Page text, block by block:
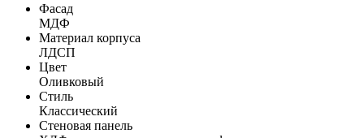
Фасад
МДФ
Материал корпуса
ЛДСП
Цвет
Оливковый
Стиль
Классический
Стеновая панель